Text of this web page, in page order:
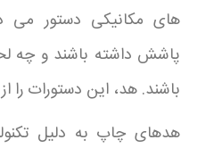
های مکانیکی دستور
پاشش داشته باشند و چه
باشند. هد، این دستورات را
هدهای چاپ به دلیل